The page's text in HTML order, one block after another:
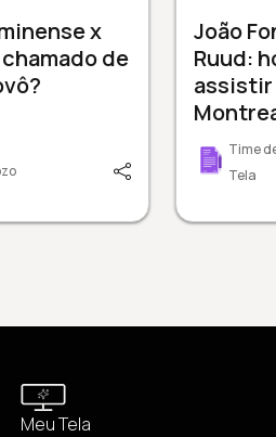
x
de
João
Ruud:
assistir
Time
Tela
Meu Tela